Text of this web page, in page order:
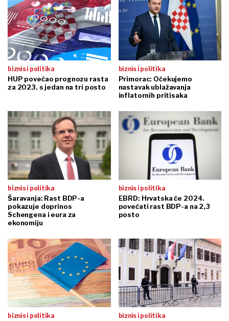
biznis i politika
HUP povećao prognozu rasta
za 2023. s jedan na tri posto
biznis i politika
Primorac: Očekujemo
nastavak ublažavanja
inflatornih pritisaka
biznis i politika
Šaravanja: Rast BDP-a
pokazuje doprinos
Schengena i eura za
ekonomiju
biznis i politika
EBRD: Hrvatska će 2024.
povećati rast BDP-a na 2,3
posto
biznis i politika biznis i politika